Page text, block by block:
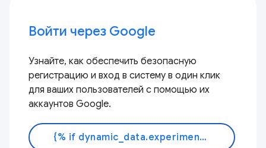
Войти через Google
Узнайте, как обеспечить безопасную
регистрацию и вход в систему в один клик
для ваших пользователей с помощью их
аккаунтов Google.
{% if dynamic_data.experiments.IdentityButtonTextFeature.button_variant == 'variant_a' %}Узнать больше{% else %}Читать документ{% endif %}